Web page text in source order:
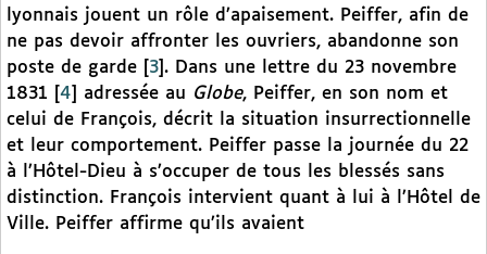
lyonnais jouent un rôle d’apaisement. Peiffer, afin de
ne pas devoir affronter les ouvriers, abandonne son
poste de garde
3 . Dans une lettre du 23 novembre
1831
4 adressée au Globe, Peiffer, en son nom et
celui de François, décrit la situation insurrectionnelle
et leur comportement. Peiffer passe la journée du 22
à l’Hôtel-Dieu à s’occuper de tous les blessés sans
distinction. François intervient quant à lui à l’Hôtel de
Ville. Peiffer affirme qu’ils avaient